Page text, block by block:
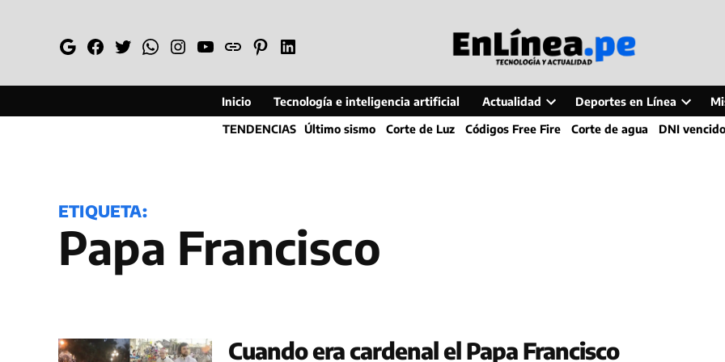
GoogleFacebook
TwitterWhatsapp
Instagram
YouTube
WebPinterestLinkedin
Inicio Tecnología e inteligencia artificial Actualidad
Open
dropdown
Deportes en Línea
Open
dropdown
TENDENCIAS Último sismo Corte de Luz Códigos Free Fire Corte de agua DNI vencido
ETIQUETA:
Papa Francisco
Cuando era cardenal el Papa Francisco